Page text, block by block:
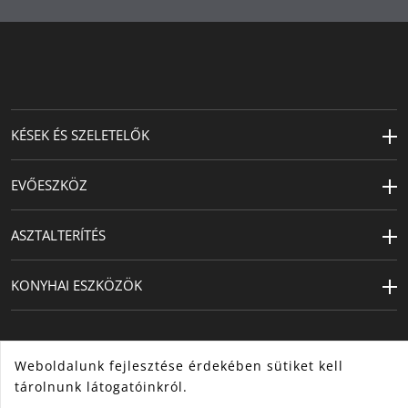
KÉSEK ÉS SZELETELŐK
EVŐESZKÖZ
ASZTALTERÍTÉS
KONYHAI ESZKÖZÖK
Weboldalunk fejlesztése érdekében sütiket kell
tárolnunk látogatóinkról.